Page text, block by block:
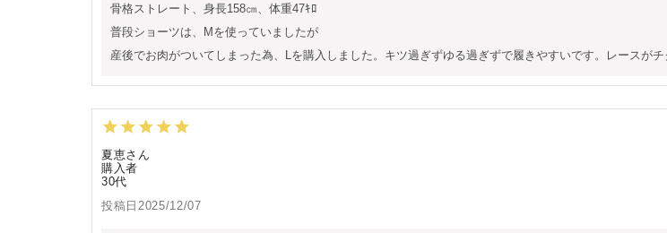
骨格ストレート、身長158㎝、体重47ｷﾛ
普段ショーツは、Mを使っていましたが
産後でお肉がついてしまった為、Lを購入しました。キツ過ぎずゆる過ぎずで履きやすいです。レースが
夏恵
購入者
30代
投稿日 2025/12/07